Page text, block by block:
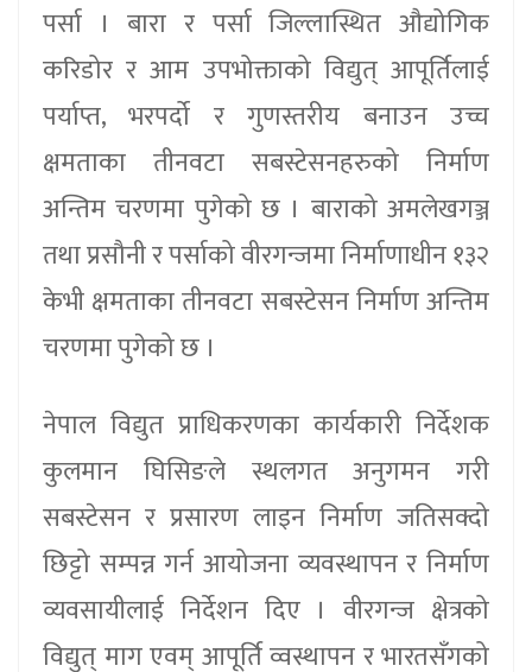
पर्सा । बारा र पर्सा जिल्लास्थित औद्योगिक
करिडोर र आम उपभोक्ताको विद्युत् आपूर्तिलाई
पर्याप्त, भरपर्दो र गुणस्तरीय बनाउन उच्च
क्षमताका तीनवटा सबस्टेसनहरुको निर्माण
अन्तिम चरणमा पुगेको छ । बाराको अमलेखगञ्ज
तथा प्रसौनी र पर्साको वीरगन्जमा निर्माणाधीन १३२
केभी क्षमताका तीनवटा सबस्टेसन निर्माण अन्तिम
चरणमा पुगेको छ ।
नेपाल विद्युत प्राधिकरणका कार्यकारी निर्देशक
कुलमान घिसिङले स्थलगत अनुगमन गरी
सबस्टेसन र प्रसारण लाइन निर्माण जतिसक्दो
छिट्टो सम्पन्न गर्न आयोजना व्यवस्थापन र निर्माण
व्यवसायीलाई निर्देशन दिए । वीरगन्ज क्षेत्रको
विद्युत् माग एवम् आपूर्ति व्वस्थापन र भारतसँगको